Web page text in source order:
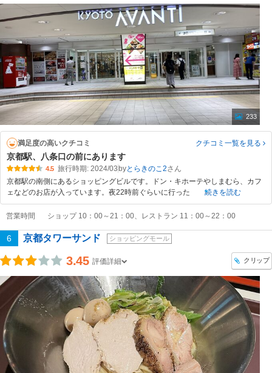
233
満足度の高いクチコミ クチコミ一覧を見る
京都駅、八条口の前にあります
4.5 旅行時期: 2024/03 byとらきのこ2
京都駅の南側にあるショッピングビルです。ドン・キホーテやしまむら、カフ
ェなどのお店が入っています。夜22時前ぐらいに行った
続きを読む
営業時間 ショップ 10：00～21：00、レストラン 11：00～22：00
6 京都タワーサンド ショッピングモール
3.45 評価詳細 クリップ